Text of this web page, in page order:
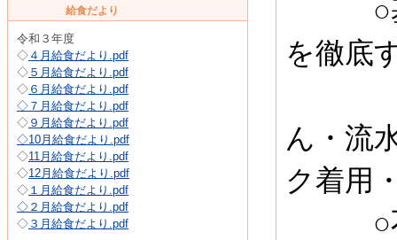
給食だより
令和３年度
◇ ４月給食だより.pdf
◇ ５月給食だより.pdf
◇ ６月給食だより.pdf
◇ ７月給食だより.pdf
◇ ９月給食だより.pdf
◇10月給食だより.pdf
◇11月給食だより.pdf
◇12月給食だより.pdf
◇ １月給食だより.pdf
◇ ２月給食だより.pdf
◇ ３月給食だより.pdf
○基
を徹底
ん・流
ク着用
○不